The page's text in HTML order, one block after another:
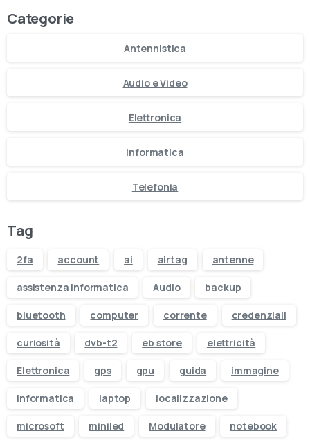
Categorie
Antennistica
Audio e Video
Elettronica
Informatica
Telefonia
Tag
2fa account ai airtag antenne
assistenza informatica Audio backup
bluetooth computer corrente credenziali
curiosità dvb-t2 eb store elettricità
Elettronica gps gpu guida immagine
informatica laptop localizzazione
microsoft miniled Modulatore notebook
Assistenza dedicata prima e dopo